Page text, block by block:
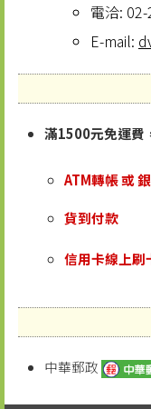
電洽:
E-mail:
滿1500元免運費
ATM轉帳 或
貨到付款
信用卡線上刷
中華郵政